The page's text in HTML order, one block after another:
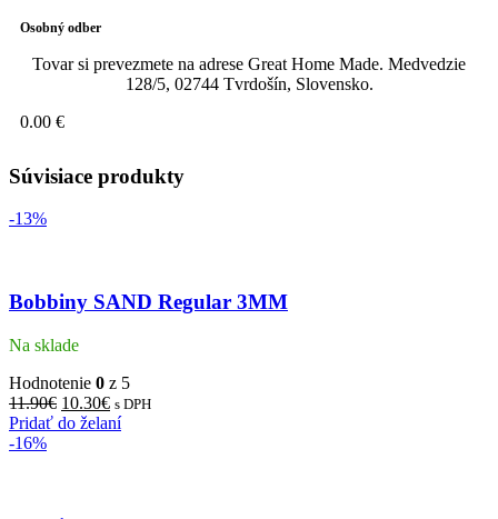
Osobný odber
Tovar si prevezmete na adrese Great Home Made. Medvedzie
128/5, 02744 Tvrdošín, Slovensko.
0.00 €
Súvisiace produkty
-13%
Bobbiny SAND Regular 3MM
Na sklade
Hodnotenie 0 z 5
11.90€ 10.30€ s DPH
Pridať do želaní
-16%